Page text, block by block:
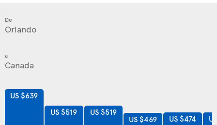
De
a
US $639
US $519 US $519
US $469 US $474